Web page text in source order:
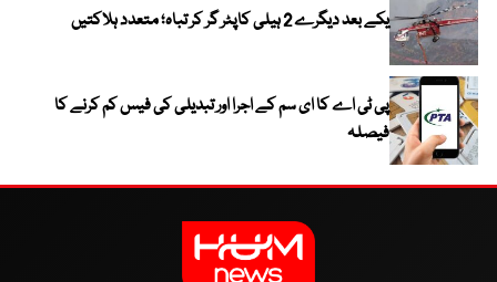
یکے بعد دیگرے 2 ہیلی کاپٹر گر کر تباہ؛ متعدد ہلاکتیں
پی ٹی اے کا ای سم کے اجرا اور تبدیلی کی فیس کم کرنے کا
فیصلہ